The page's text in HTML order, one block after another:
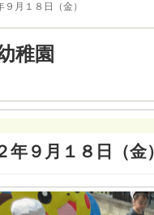
９月１８日（金）
稚園
年９月１８日（金